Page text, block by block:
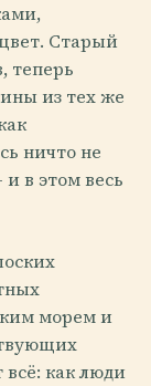
Старый
теперь
из тех же
ничто не
в этом весь
морем и
всё: как люди